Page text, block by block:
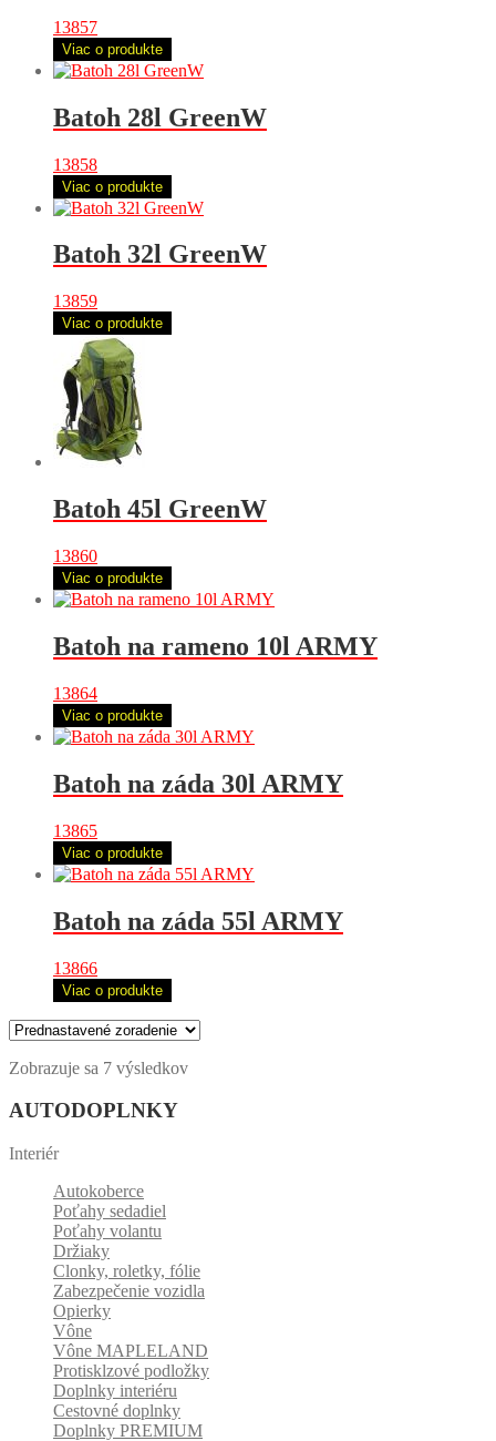
13857
Viac o produkte
Batoh 28l GreenW
13858
Viac o produkte
Batoh 32l GreenW
13859
Viac o produkte
Batoh 45l GreenW
13860
Viac o produkte
Batoh na rameno 10l ARMY
13864
Viac o produkte
Batoh na záda 30l ARMY
13865
Viac o produkte
Batoh na záda 55l ARMY
13866
Viac o produkte
Zobrazuje sa 7 výsledkov
AUTODOPLNKY
Interiér
Autokoberce
Poťahy sedadiel
Poťahy volantu
Držiaky
Clonky, roletky, fólie
Zabezpečenie vozidla
Opierky
Vône
Vône MAPLELAND
Protisklzové podložky
Doplnky interiéru
Cestovné doplnky
Doplnky PREMIUM